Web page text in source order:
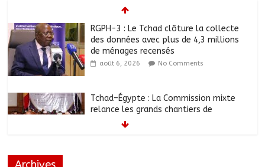
RGPH-3 : Le Tchad clôture la collecte
des données avec plus de 4,3 millions
de ménages recensés
août 6, 2026 No Comments
Tchad–Égypte : La Commission mixte
relance les grands chantiers de
coopération